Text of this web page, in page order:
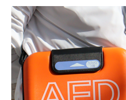
2027年３月期 第１四半
（567KB）
譲渡制限付株式報酬と
知らせ
（103KB）